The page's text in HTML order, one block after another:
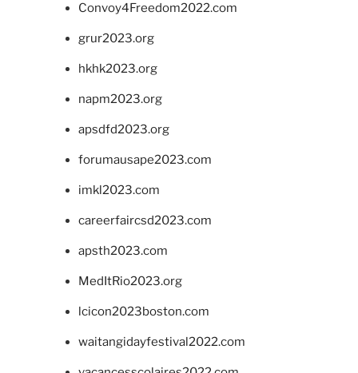
Convoy4Freedom2022.com
grur2023.org
hkhk2023.org
napm2023.org
apsdfd2023.org
forumausape2023.com
imkl2023.com
careerfaircsd2023.com
apsth2023.com
MedItRio2023.org
lcicon2023boston.com
waitangidayfestival2022.com